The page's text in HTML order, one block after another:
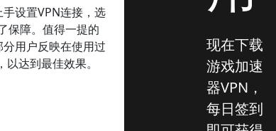
设置VPN连接，选
保障。值得一提的
用户反映在使用过
达到最佳效果。
现在下载
游戏加速
器VPN，
每日签到